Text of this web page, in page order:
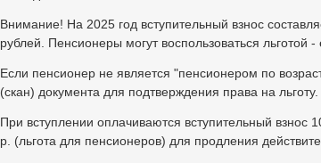
Внимание! На 2025 год вступительный взнос
рублей. Пенсионеры могут воспользоваться льготой
Если пенсионер не является "пенсионером по
(скан) документа для подтверждения права на льготу.
При вступлении оплачиваются вступительный взнос
р. (льгота для пенсионеров) для продления